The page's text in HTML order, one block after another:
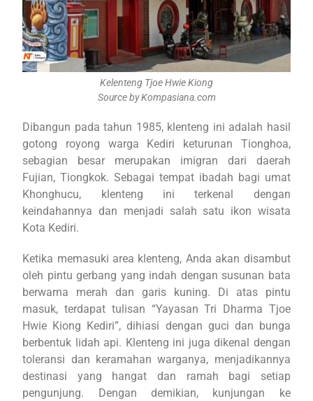
Kelenteng Tjoe Hwie Kiong
Source by Kompasiana.com
Dibangun pada tahun 1985, klenteng ini adalah hasil
gotong royong warga Kediri keturunan Tionghoa,
sebagian besar merupakan imigran dari daerah
Fujian, Tiongkok. Sebagai tempat ibadah bagi umat
Khonghucu, klenteng ini terkenal dengan
keindahannya dan menjadi salah satu ikon wisata
Kota Kediri.
Ketika memasuki area klenteng, Anda akan disambut
oleh pintu gerbang yang indah dengan susunan bata
berwarna merah dan garis kuning. Di atas pintu
masuk, terdapat tulisan “Yayasan Tri Dharma Tjoe
Hwie Kiong Kediri”, dihiasi dengan guci dan bunga
berbentuk lidah api. Klenteng ini juga dikenal dengan
toleransi dan keramahan warganya, menjadikannya
destinasi yang hangat dan ramah bagi setiap
pengunjung. Dengan demikian, kunjungan ke